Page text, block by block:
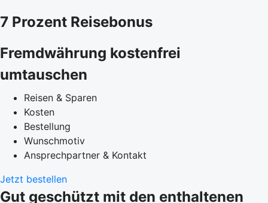
7 Prozent Reisebonus
Fremdwährung kostenfrei
umtauschen
Reisen & Sparen
Kosten
Bestellung
Wunschmotiv
Ansprechpartner & Kontakt
Jetzt bestellen
Gut geschützt mit den enthaltenen